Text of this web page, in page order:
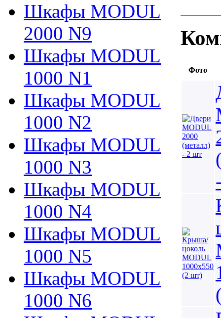
Шкафы MODUL
2000 N9
Шкафы MODUL
1000 N1
Шкафы MODUL
1000 N2
Шкафы MODUL
1000 N3
Шкафы MODUL
1000 N4
Шкафы MODUL
1000 N5
Шкафы MODUL
1000 N6
Фото